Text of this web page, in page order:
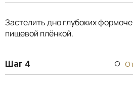
Застелить дно глубоких
пищевой плёнкой.
Шаг 4